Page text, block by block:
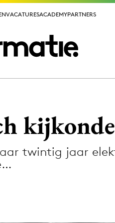
VACATURESACADEMYPARTNERS
VACATURESACADEMYPARTNERS
twintig jaar